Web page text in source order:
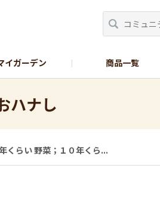
イガーデン 商品一覧
ハナし
くらい 野菜；１０年くら...